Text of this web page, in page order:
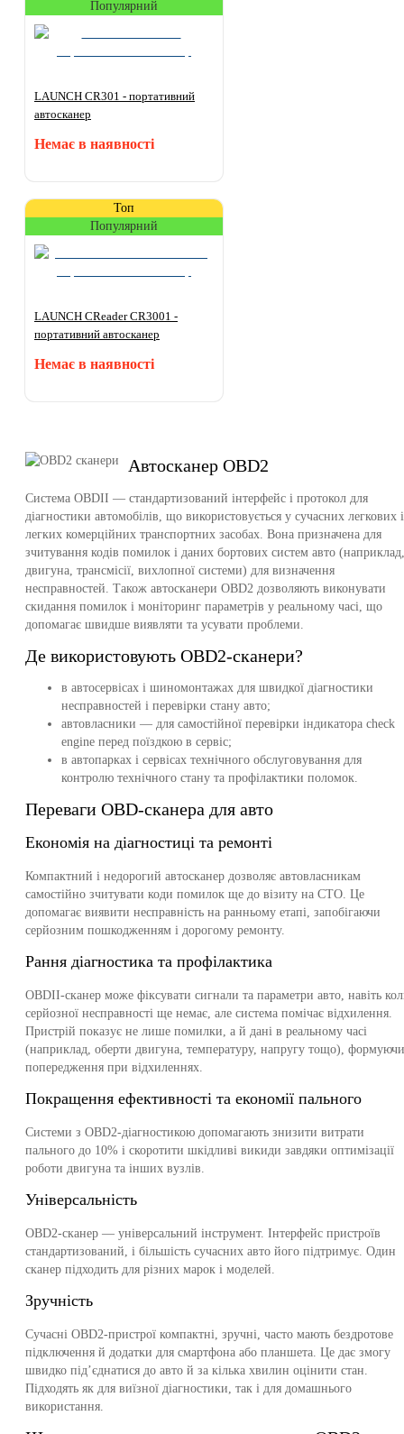
Популярний
LAUNCH CR301 - портативний
автосканер
Немає в наявності
Топ
Популярний
LAUNCH CReader CR3001 -
портативний автосканер
Немає в наявності
Автосканер OBD2
Система OBDII — стандартизований інтерфейс і протокол для
діагностики автомобілів, що використовується у сучасних легкових і
легких комерційних транспортних засобах. Вона призначена для
зчитування кодів помилок і даних бортових систем авто (наприклад,
двигуна, трансмісії, вихлопної системи) для визначення
несправностей. Також автосканери OBD2 дозволяють виконувати
скидання помилок і моніторинг параметрів у реальному часі, що
допомагає швидше виявляти та усувати проблеми.
Де використовують OBD2-сканери?
в автосервісах і шиномонтажах для швидкої діагностики
несправностей і перевірки стану авто;
автовласники — для самостійної перевірки індикатора check
engine перед поїздкою в сервіс;
в автопарках і сервісах технічного обслуговування для
контролю технічного стану та профілактики поломок.
Переваги OBD-сканера для авто
Економія на діагностиці та ремонті
Компактний і недорогий автосканер дозволяє автовласникам
самостійно зчитувати коди помилок ще до візиту на СТО. Це
допомагає виявити несправність на ранньому етапі, запобігаючи
серйозним пошкодженням і дорогому ремонту.
Рання діагностика та профілактика
OBDII-сканер може фіксувати сигнали та параметри авто, навіть
серйозної несправності ще немає, але система помічає відхилення.
Пристрій показує не лише помилки, а й дані в реальному часі
(наприклад, оберти двигуна, температуру, напругу тощо), формуючи
попередження при відхиленнях.
Покращення ефективності та економії пального
Системи з OBD2-діагностикою допомагають знизити витрати
пального до 10% і скоротити шкідливі викиди завдяки оптимізації
роботи двигуна та інших вузлів.
Універсальність
OBD2-сканер — універсальний інструмент. Інтерфейс пристроїв
стандартизований, і більшість сучасних авто його підтримує. Один
сканер підходить для різних марок і моделей.
Зручність
Сучасні OBD2-пристрої компактні, зручні, часто мають бездротове
підключення й додатки для смартфона або планшета. Це дає змогу
швидко під’єднатися до авто й за кілька хвилин оцінити стан.
Підходять як для виїзної діагностики, так і для домашнього
використання.